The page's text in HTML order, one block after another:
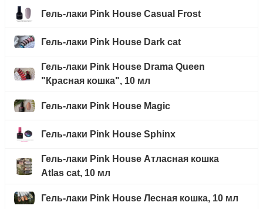
Гель-лаки Pink House Casual Frost
Гель-лаки Pink House Dark cat
Гель-лаки Pink House Drama Queen
"Красная кошка", 10 мл
Гель-лаки Pink House Magic
Гель-лаки Pink House Sphinx
Гель-лаки Pink House Атласная кошка
Atlas cat, 10 мл
Гель-лаки Pink House Лесная кошка, 10 мл